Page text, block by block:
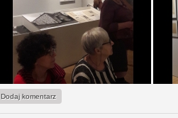
Dodaj komentarz